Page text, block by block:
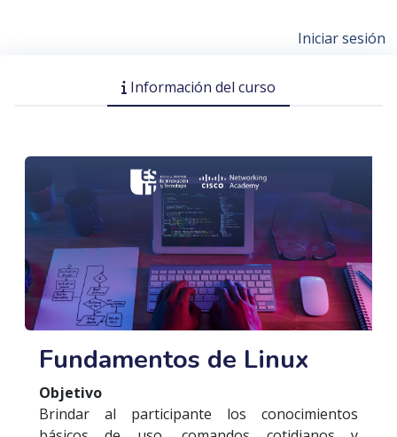
Iniciar sesión
Información del curso
Fundamentos de Linux
Objetivo
Brindar al participante los conocimientos